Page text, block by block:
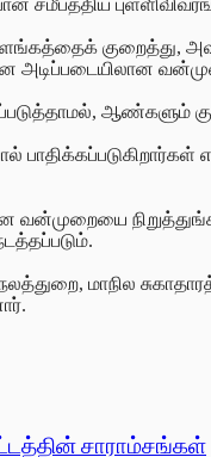
குறைத்து,
ஆண்களும்
மாநில
சாராம்சங்கள்